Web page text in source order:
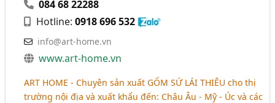
084 68 22288
Hotline:0918 696 532
info@art-home.vn
www.art-home.vn
ART HOME - Chuyên sản xuấtGỐM SỨ LÁI THIÊUcho thị
trường nội địa và xuất khẩu đến: Châu Âu - Mỹ - Úc và các